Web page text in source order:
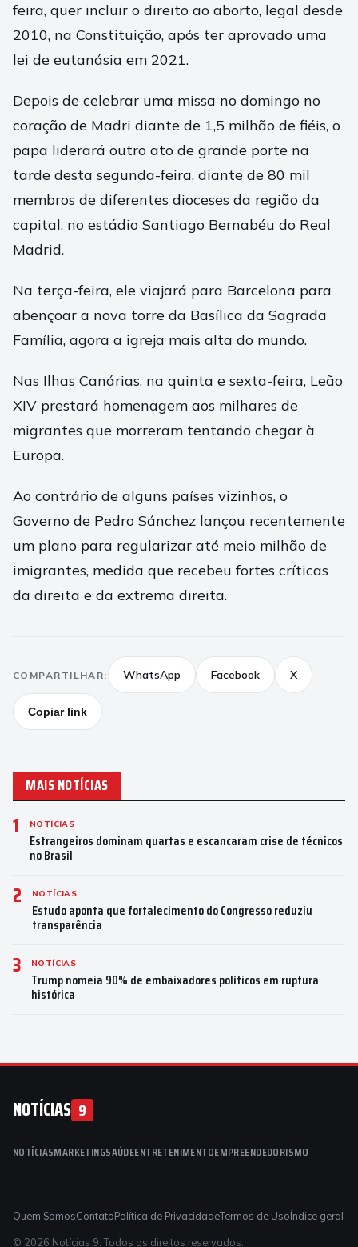
feira, quer incluir o direito ao aborto, legal desde
2010, na Constituição, após ter aprovado uma
lei de eutanásia em 2021.
Depois de celebrar uma missa no domingo no
coração de Madri diante de 1,5 milhão de fiéis, o
papa liderará outro ato de grande porte na
tarde desta segunda-feira, diante de 80 mil
membros de diferentes dioceses da região da
capital, no estádio Santiago Bernabéu do Real
Madrid.
Na terça-feira, ele viajará para Barcelona para
abençoar a nova torre da Basílica da Sagrada
Família, agora a igreja mais alta do mundo.
Nas Ilhas Canárias, na quinta e sexta-feira, Leão
XIV prestará homenagem aos milhares de
migrantes que morreram tentando chegar à
Europa.
Ao contrário de alguns países vizinhos, o
Governo de Pedro Sánchez lançou recentemente
um plano para regularizar até meio milhão de
imigrantes, medida que recebeu fortes críticas
da direita e da extrema direita.
COMPARTILHAR: WhatsApp Facebook X
Copiar link
MAIS NOTÍCIAS
1 NOTÍCIAS
Estrangeiros dominam quartas e escancaram crise de técnicos
no Brasil
2 NOTÍCIAS
Estudo aponta que fortalecimento do Congresso reduziu
transparência
3 NOTÍCIAS
Trump nomeia 90% de embaixadores políticos em ruptura
histórica
NOTÍCIAS 9
NOTÍCIASMARKETINGSAÚDEENTRETENIMENTOEMPREENDEDORISMO
Quem SomosContatoPolítica de PrivacidadeTermos de UsoÍndice geral
© 2026 Notícias 9. Todos os direitos reservados.